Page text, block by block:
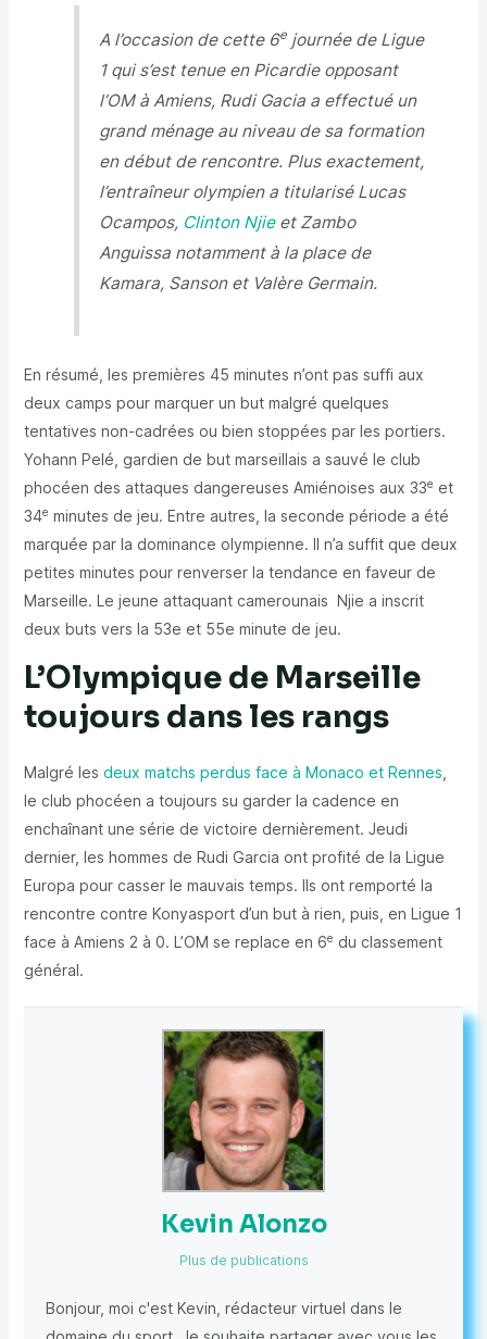
A l’occasion de cette 6e journée de Ligue
1 qui s’est tenue en Picardie opposant
l’OM à Amiens, Rudi Gacia a effectué un
grand ménage au niveau de sa formation
en début de rencontre. Plus exactement,
l’entraîneur olympien a titularisé Lucas
Ocampos, Clinton Njieet Zambo
Anguissa notamment à la place de
Kamara, Sanson et Valère Germain.
En résumé, les premières 45 minutes n’ont pas suffi aux
deux camps pour marquer un but malgré quelques
tentatives non-cadrées ou bien stoppées par les portiers.
Yohann Pelé, gardien de but marseillais a sauvé le club
phocéen des attaques dangereuses Amiénoises aux 33e et
34e minutes de jeu. Entre autres, la seconde période a été
marquée par la dominance olympienne. Il n’a suffit que deux
petites minutes pour renverser la tendance en faveur de
Marseille. Le jeune attaquant camerounais Njie a inscrit
deux buts vers la 53e et 55e minute de jeu.
L’Olympique de Marseille
toujours dans les rangs
Malgré les deux matchs perdus face à Monaco et Rennes
le club phocéen a toujours su garder la cadence en
enchaînant une série de victoire dernièrement. Jeudi
dernier, les hommes de Rudi Garcia ont profité de la Ligue
Europa pour casser le mauvais temps. Ils ont remporté la
rencontre contre Konyasport d’un but à rien, puis, en Ligue 1
face à Amiens 2 à 0. L’OM se replace en 6e du classement
général.
Kevin Alonzo
Plus de publications
Bonjour, moi c'est Kevin, rédacteur virtuel dans le